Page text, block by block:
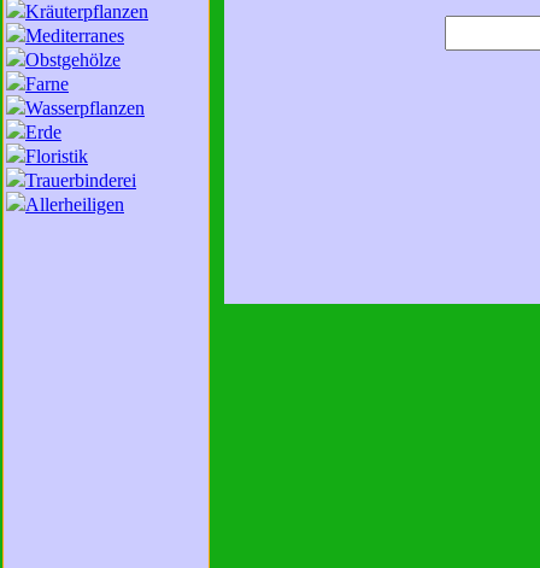
Kräuterpflanzen
Mediterranes
Obstgehölze
Farne
Wasserpflanzen
Erde
Floristik
Trauerbinderei
Allerheiligen